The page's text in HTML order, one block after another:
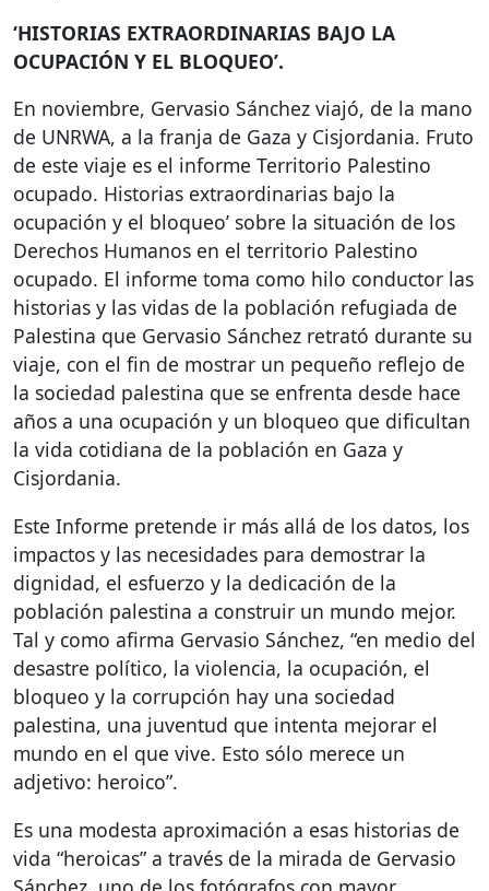
‘HISTORIAS EXTRAORDINARIAS BAJO LA
OCUPACIÓN Y EL BLOQUEO’.
En noviembre, Gervasio Sánchez viajó, de la mano
de UNRWA, a la franja de Gaza y Cisjordania. Fruto
de este viaje es el informe Territorio Palestino
ocupado. Historias extraordinarias bajo la
ocupación y el bloqueo’ sobre la situación de los
Derechos Humanos en el territorio Palestino
ocupado. El informe toma como hilo conductor las
historias y las vidas de la población refugiada de
Palestina que Gervasio Sánchez retrató durante su
viaje, con el fin de mostrar un pequeño reflejo de
la sociedad palestina que se enfrenta desde hace
años a una ocupación y un bloqueo que dificultan
la vida cotidiana de la población en Gaza y
Cisjordania.
Este Informe pretende ir más allá de los datos, los
impactos y las necesidades para demostrar la
dignidad, el esfuerzo y la dedicación de la
población palestina a construir un mundo mejor.
Tal y como afirma Gervasio Sánchez, “en medio del
desastre político, la violencia, la ocupación, el
bloqueo y la corrupción hay una sociedad
palestina, una juventud que intenta mejorar el
mundo en el que vive. Esto sólo merece un
adjetivo: heroico”.
Es una modesta aproximación a esas historias de
vida “heroicas” a través de la mirada de Gervasio